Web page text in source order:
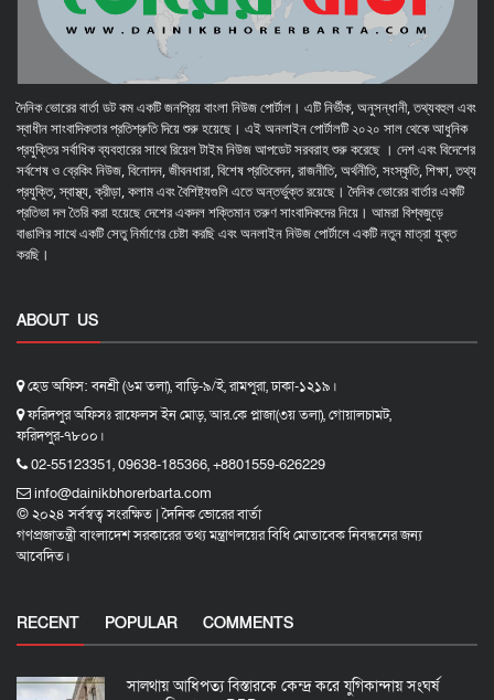
দৈনিক ভোরের বার্তা ডট কম একটি জনপ্রিয় বাংলা নিউজ পোর্টাল। এটি নির্ভীক, অনুসন্ধানী, তথ্যবহুল এবং
স্বাধীন সাংবাদিকতার প্রতিশ্রুতি দিয়ে শুরু হয়েছে। এই অনলাইন পোর্টালটি ২০২০ সাল থেকে আধুনিক
প্রযুক্তির সর্বাধিক ব্যবহারের সাথে রিয়েল টাইম নিউজ আপডেট সরবরাহ শুরু করেছে । দেশ এবং বিদেশের
সর্বশেষ ও ব্রেকিং নিউজ, বিনোদন, জীবনধারা, বিশেষ প্রতিবেদন, রাজনীতি, অর্থনীতি, সংস্কৃতি, শিক্ষা, তথ্য
প্রযুক্তি, স্বাস্থ্য, ক্রীড়া, কলাম এবং বৈশিষ্ট্যগুলি এতে অন্তর্ভুক্ত রয়েছে। দৈনিক ভোরের বার্তার একটি
প্রতিভা দল তৈরি করা হয়েছে দেশের একদল শক্তিমান তরুণ সাংবাদিকদের নিয়ে। আমরা বিশ্বজুড়ে
বাঙালির সাথে একটি সেতু নির্মাণের চেষ্টা করছি এবং অনলাইন নিউজ পোর্টালে একটি নতুন মাত্রা যুক্ত
করছি।
ABOUT US
হেড অফিস: বনশ্রী (৬ম তলা), বাড়ি-৯/ই, রামপুরা, ঢাকা-১২১৯।
ফরিদপুর অফিসঃ রাফেলস ইন মোড়, আর.কে প্লাজা(৩য় তলা), গোয়ালচামট,
ফরিদপুর-৭৮০০।
02-55123351, 09638-185366, +8801559-626229
info@dainikbhorerbarta.com
© ২০২৪ সর্বস্বত্ব সংরক্ষিত | দৈনিক ভোরের বার্তা
গণপ্রজাতন্ত্রী বাংলাদেশ সরকারের তথ্য মন্ত্রাণলয়ের বিধি মোতাবেক নিবন্ধনের জন্য
আবেদিত।
RECENT POPULAR COMMENTS
সালথায় আধিপত্য বিস্তারকে কেন্দ্র করে যুগিকান্দায় সংঘর্ষ